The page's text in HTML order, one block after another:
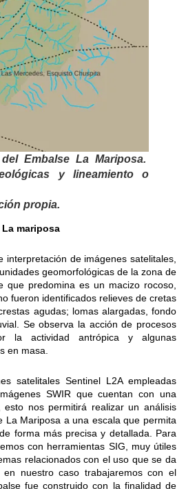
Embalse La Mariposa.
y lineamiento o
propia.
mariposa
interpretación de imágenes satelitales,
geomorfológicas de la zona de
que predomina es un macizo rocoso,
fueron identificados relieves de cretas
agudas; lomas alargadas, fondo
Se observa la acción de procesos
la actividad antrópica y algunas
en masa.
satelitales Sentinel L2A empleadas
SWIR que cuentan con una
esto nos permitirá realizar un análisis
La Mariposa a una escala que permita
forma más precisa y detallada. Para
con herramientas SIG, muy útiles
relacionados con el uso que se da
nuestro caso trabajaremos con el
fue construido con la finalidad de